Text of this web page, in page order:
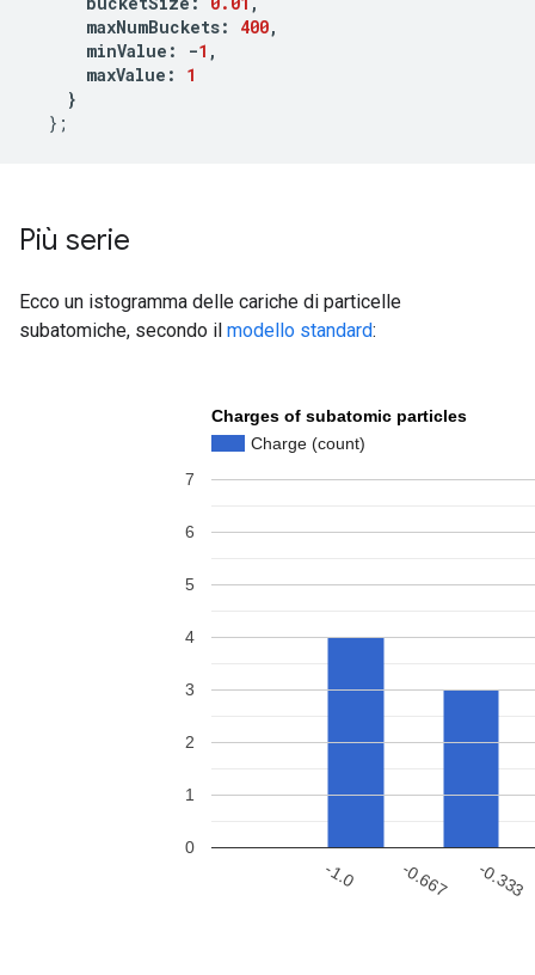
maxNumBuckets: 400,
minValue : -1 ,
maxValue :
1
}
};
Più serie
Ecco un istogramma delle cariche di particelle
subatomiche, secondo il modello standard: